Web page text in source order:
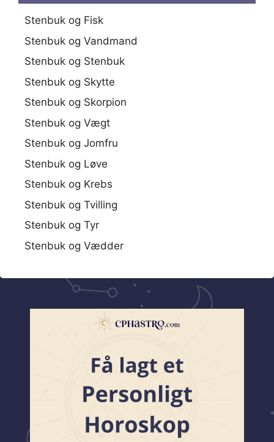
Stenbuk og Fisk
Stenbuk og Vandmand
Stenbuk og Stenbuk
Stenbuk og Skytte
Stenbuk og Skorpion
Stenbuk og Vægt
Stenbuk og Jomfru
Stenbuk og Løve
Stenbuk og Krebs
Stenbuk og Tvilling
Stenbuk og Tyr
Stenbuk og Vædder